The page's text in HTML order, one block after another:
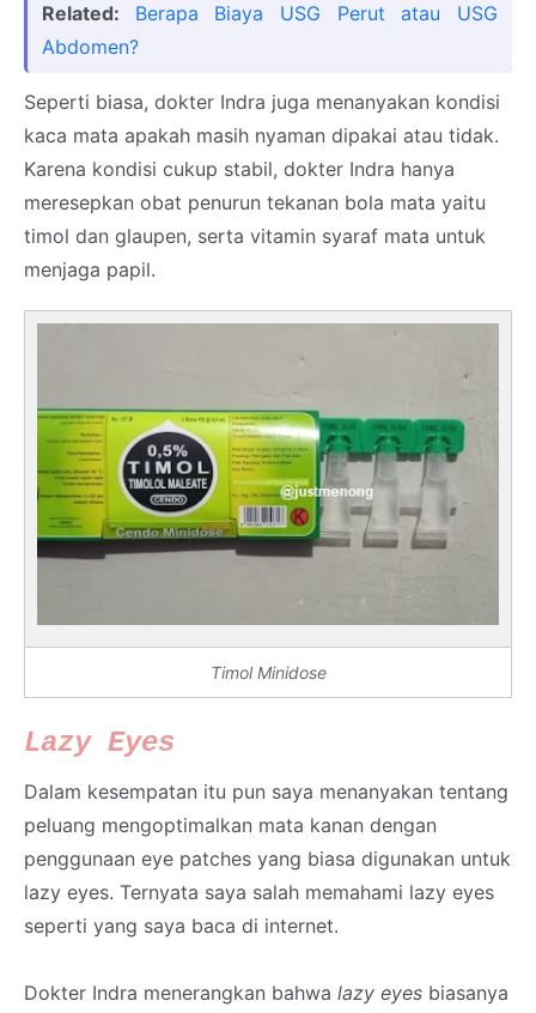
Related: Berapa Biaya USG Perut atau USG
Abdomen?
Seperti biasa, dokter Indra juga menanyakan kondisi
kaca mata apakah masih nyaman dipakai atau tidak.
Karena kondisi cukup stabil, dokter Indra hanya
meresepkan obat penurun tekanan bola mata yaitu
timol dan glaupen, serta vitamin syaraf mata untuk
menjaga papil.
Timol Minidose
Lazy Eyes
Dalam kesempatan itu pun saya menanyakan tentang
peluang mengoptimalkan mata kanan dengan
penggunaan eye patches yang biasa digunakan untuk
lazy eyes. Ternyata saya salah memahami lazy eyes
seperti yang saya baca di internet.
Dokter Indra menerangkan bahwa lazy eyes biasanya